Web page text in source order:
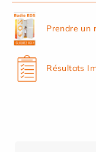
Prendre un
Résultats